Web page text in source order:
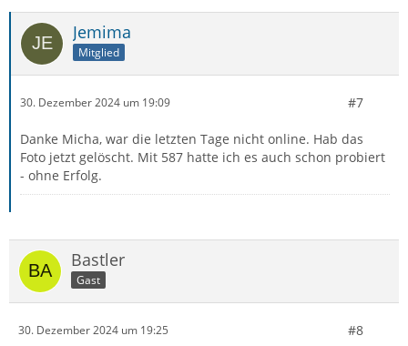
Jemima
Mitglied
30. Dezember 2024 um 19:09 #7
Danke Micha, war die letzten Tage nicht online. Hab das
Foto jetzt gelöscht. Mit 587 hatte ich es auch schon probiert
- ohne Erfolg.
Bastler
Gast
30. Dezember 2024 um 19:25 #8